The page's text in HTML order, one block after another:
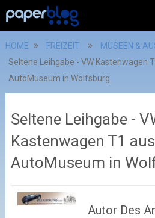
HOME FREIZEIT
MUSEEN &
Seltene Leihgabe - VW Kastenwagen
AutoMuseum in Wolfsburg
Seltene Leihgabe -
Kastenwagen T1
AutoMuseum in
Autor Des